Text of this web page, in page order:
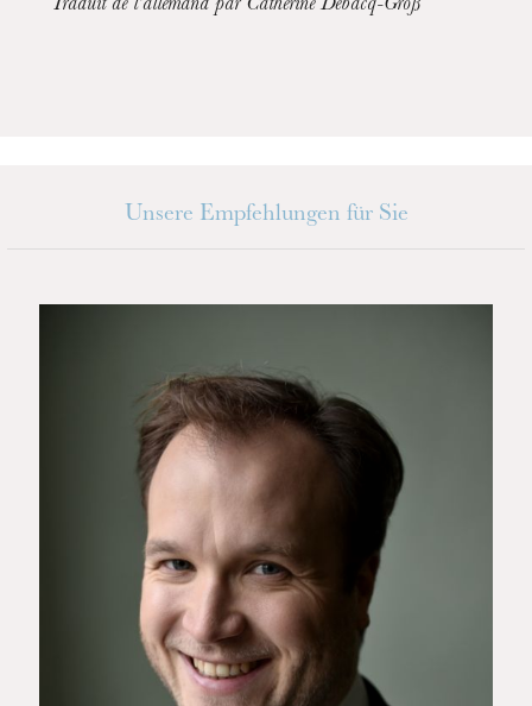
Traduit de l’allemand par Catherine Debacq-Groß
Unsere Empfehlungen für Sie